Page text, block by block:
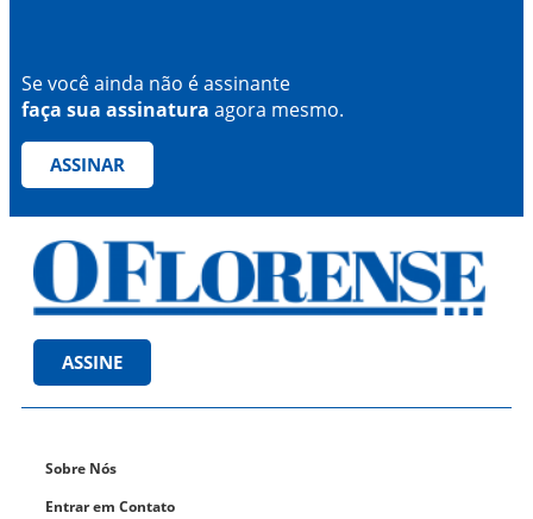
Se você ainda não é assinante
faça sua assinatura agora mesmo.
ASSINAR
ASSINE
Sobre Nós
Entrar em Contato